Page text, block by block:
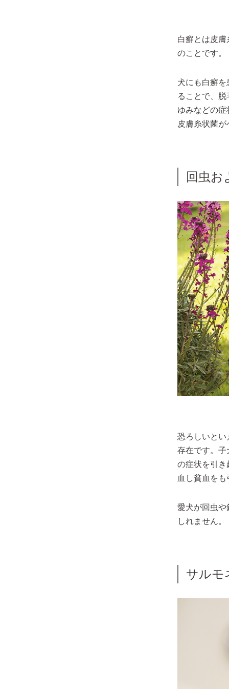
白癬とは皮
のことです。
犬にも白癬
ることで、
ゆみなどの
皮膚糸状菌
回虫お
恐ろしいとい
存在です。子
の症状を引き
血し貧血を
愛犬が回虫や
しれません。
サルモ